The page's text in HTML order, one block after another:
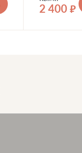
2 400 руб.